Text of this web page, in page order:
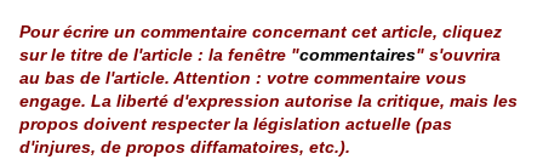
Pour écrire un commentaire concernant cet article, cliquez
sur le titre de l'article : la fenêtre "commentaires" s'ouvrira
au bas de l'article. Attention : votre commentaire vous
engage. La liberté d'expression autorise la critique, mais les
propos doivent respecter la législation actuelle (pas
d'injures, de propos diffamatoires, etc.).